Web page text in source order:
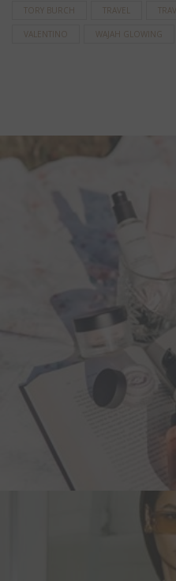
TORY BURCH TRAVEL
VALENTINO WAJAH GLOWING